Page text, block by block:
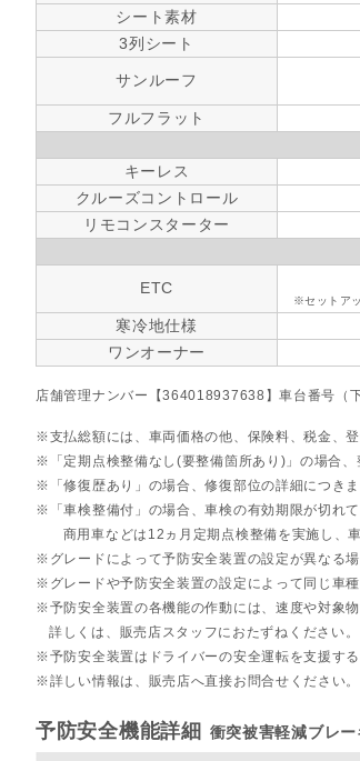
シート素材
3列シート
サンルーフ
フルフラット
キーレス
クルーズコントロール
リモコンスターター
ETC
※セットア
寒冷地仕様
ワンオーナー
店舗管理ナンバー【364018937638】車台番号（
支払総額には、車両価格の他、保険料、税金、
「定期点検整備なし(要整備箇所あり)」の場合
「修復歴あり」の場合、修復部位の詳細につき
「車検整備付」の場合、車検の有効期限が切れ
商用車などは12ヵ月定期点検整備を実施し、
グレードによって予防安全装置の設定が異なる場
グレードや予防安全装置の設定によって同じ車
予防安全装置の各機能の作動には、速度や対象
詳しくは、販売店スタッフにおたずねください。
予防安全装置はドライバーの安全運転を支援す
詳しい情報は、販売店へ直接お問合せください。
予防安全機能詳細 衝突被害軽減ブレー